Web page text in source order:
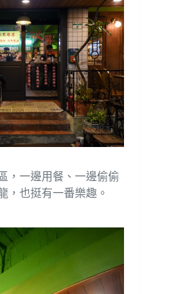
，一邊用餐、一邊偷偷
，也挺有一番樂趣。